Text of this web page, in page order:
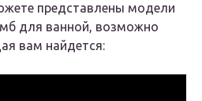
представлены модели
для ванной, возможно
вам найдется: